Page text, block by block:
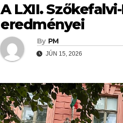
A LXII.
eredményei
By PM
JÚN 15, 2026